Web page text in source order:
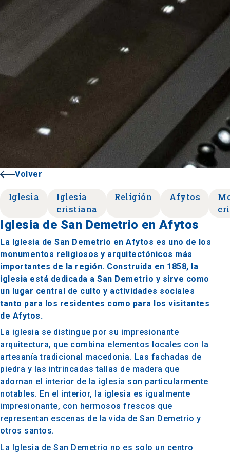
Volver
Iglesia
Iglesia
cristiana
Religión Afytos
Iglesia de San Demetrio en Afytos
La Iglesia de San Demetrio en Afytos es uno de los
monumentos religiosos y arquitectónicos más
importantes de la región. Construida en 1858, la
iglesia está dedicada a San Demetrio y sirve como
un lugar central de culto y actividades sociales
tanto para los residentes como para los visitantes
de Afytos.
La iglesia se distingue por su impresionante
arquitectura, que combina elementos locales con la
artesanía tradicional macedonia. Las fachadas de
piedra y las intrincadas tallas de madera que
adornan el interior de la iglesia son particularmente
notables. En el interior, la iglesia es igualmente
impresionante, con hermosos frescos que
representan escenas de la vida de San Demetrio y
otros santos.
La Iglesia de San Demetrio no es solo un centro